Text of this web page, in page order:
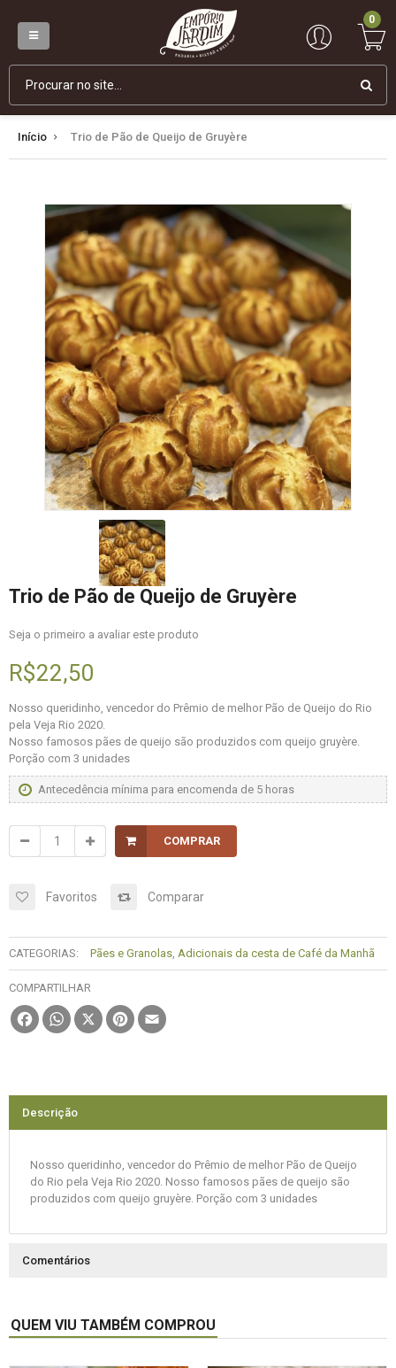
0
Início Trio de Pão de Queijo de Gruyère
Trio de Pão de Queijo de Gruyère
Seja o primeiro a avaliar este produto
R$22,50
Nosso queridinho, vencedor do Prêmio de melhor Pão de Queijo do Rio
pela Veja Rio 2020.
Nosso famosos pães de queijo são produzidos com queijo gruyère.
Porção com 3 unidades
Antecedência mínima para encomenda de 5 horas
COMPRAR
Favoritos Comparar
CATEGORIAS: Pães e Granolas, Adicionais da cesta de Café da Manhã
COMPARTILHAR
FacebookWhatsApp
X Pinterest
Descrição
Nosso queridinho, vencedor do Prêmio de melhor Pão de Queijo
do Rio pela Veja Rio 2020. Nosso famosos pães de queijo são
produzidos com queijo gruyère. Porção com 3 unidades
Comentários
QUEM VIU TAMBÉM COMPROU